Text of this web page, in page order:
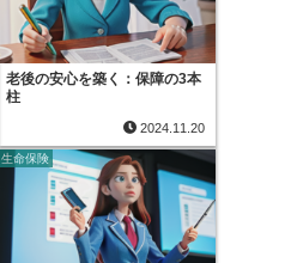
老後の安心を築く：保障の3本
柱
2024.11.20
生命保険